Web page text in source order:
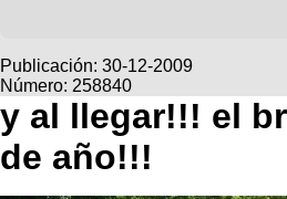
Bicicletas
Viajes
Descenso
Dirt
Buscar
Ultimos
Fotos
Bicicletas
Tandem
Videos
Cicloturismo
Publicación: 30-12-2009
Número: 258840
y al llegar!!! el
de año!!!